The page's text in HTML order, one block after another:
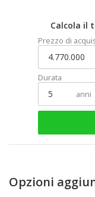
Calcola il
Prezzo di
Durata
anni
Opzioni